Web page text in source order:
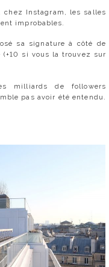
chez Instagram, les salles
improbables.
sa signature à côté de
(+10 si vous la trouvez sur
milliards de followers
pas avoir été entendu.